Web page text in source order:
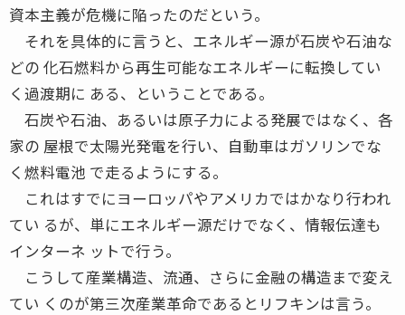
資本主義が危機に陥ったのだという。
それを具体的に言うと、エネルギー源が石炭や石油な
どの 化石燃料から再生可能なエネルギーに転換してい
く過渡期に ある、ということである。
石炭や石油、あるいは原子力による発展ではなく、各
家の 屋根で太陽光発電を行い、自動車はガソリンでな
く燃料電池 で走るようにする。
これはすでにヨーロッパやアメリカではかなり行われ
てい るが、単にエネルギー源だけでなく、情報伝達も
インターネ ットで行う。
こうして産業構造、流通、さらに金融の構造まで変え
てい くのが第三次産業革命であるとリフキンは言う。